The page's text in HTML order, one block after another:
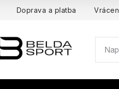
Doprava a platba